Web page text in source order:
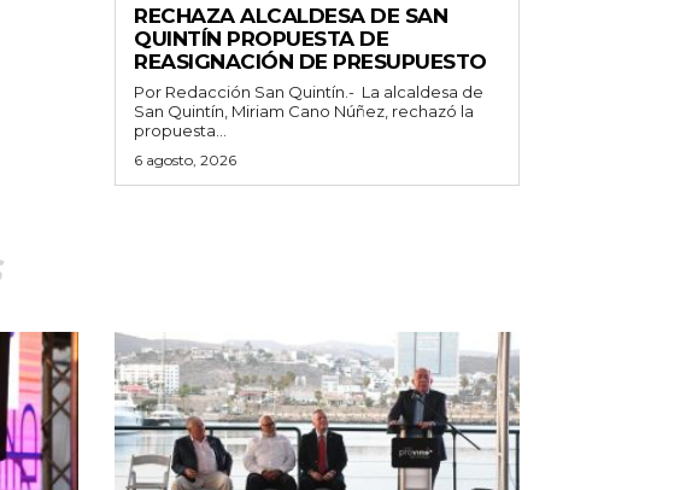
RECHAZA ALCALDESA DE SAN
QUINTÍN PROPUESTA DE
REASIGNACIÓN DE PRESUPUESTO
Por Redacción San Quintín.- La alcaldesa de
San Quintín, Miriam Cano Núñez, rechazó la
propuesta...
6 agosto, 2026